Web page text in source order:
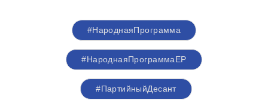
#НароднаяПрограмма
#НароднаяПрограммаЕР
#ПартийныйДесант